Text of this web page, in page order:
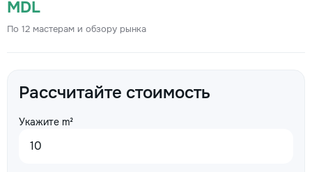
MDL
По 12 мастерам и обзору рынка
Рассчитайте стоимость
Укажите m²